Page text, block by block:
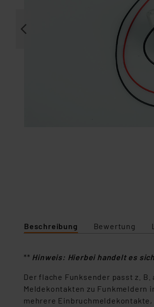
Beschreibung Bewertung
** Hinweis: Hierbei handelt es
Der flache Funksender passt z.
Meldekontakten zu Funkmeldern
mehrere